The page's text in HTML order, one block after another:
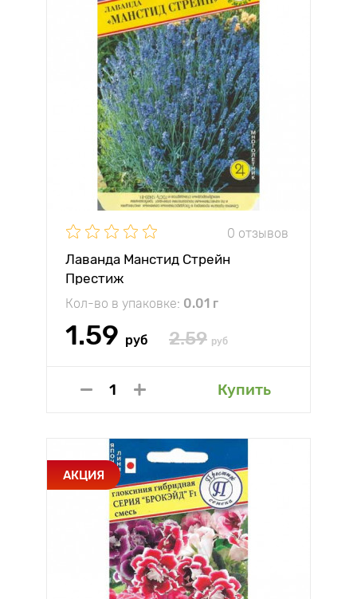
0 отзывов
Лаванда Манстид Стрейн
Престиж
Кол-во в упаковке: 0.01 г
1.59 руб 2.59 руб
Купить
АКЦИЯ